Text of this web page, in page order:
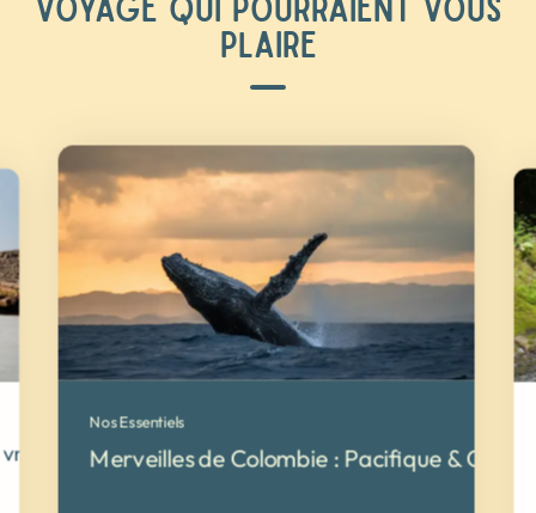
PLAIRE
Colombie
Nos Essentiels
Merveilles de Colombie : Pacifique &